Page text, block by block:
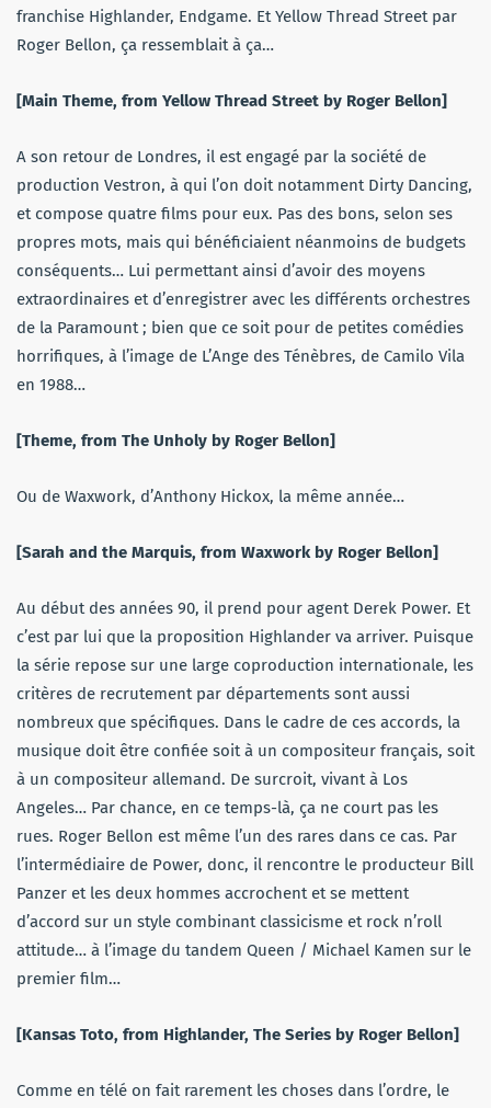
franchise Highlander, Endgame. Et Yellow Thread Street par
Roger Bellon, ça ressemblait à ça…
[Main Theme, from Yellow Thread Street by Roger Bellon]
A son retour de Londres, il est engagé par la société de
production Vestron, à qui l’on doit notamment Dirty Dancing,
et compose quatre films pour eux. Pas des bons, selon ses
propres mots, mais qui bénéficiaient néanmoins de budgets
conséquents… Lui permettant ainsi d’avoir des moyens
extraordinaires et d’enregistrer avec les différents orchestres
de la Paramount ; bien que ce soit pour de petites comédies
horrifiques, à l’image de L’Ange des Ténèbres, de Camilo Vila
en 1988…
[Theme, from The Unholy by Roger Bellon]
Ou de Waxwork, d’Anthony Hickox, la même année…
[Sarah and the Marquis, from Waxwork by Roger Bellon]
Au début des années 90, il prend pour agent Derek Power. Et
c’est par lui que la proposition Highlander va arriver. Puisque
la série repose sur une large coproduction internationale, les
critères de recrutement par départements sont aussi
nombreux que spécifiques. Dans le cadre de ces accords, la
musique doit être confiée soit à un compositeur français, soit
à un compositeur allemand. De surcroit, vivant à Los
Angeles… Par chance, en ce temps-là, ça ne court pas les
rues. Roger Bellon est même l’un des rares dans ce cas. Par
l’intermédiaire de Power, donc, il rencontre le producteur Bill
Panzer et les deux hommes accrochent et se mettent
d’accord sur un style combinant classicisme et rock n’roll
attitude… à l’image du tandem Queen / Michael Kamen sur le
premier film…
[Kansas Toto, from Highlander, The Series by Roger Bellon]
Comme en télé on fait rarement les choses dans l’ordre, le